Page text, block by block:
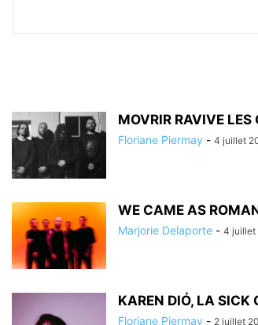
MOVRIR RAVIVE LES
Floriane Piermay - 4 juillet
WE CAME AS
Marjorie Delaporte - 4 juillet
KAREN DIÓ, LA SICK
Floriane Piermay - 2 juillet